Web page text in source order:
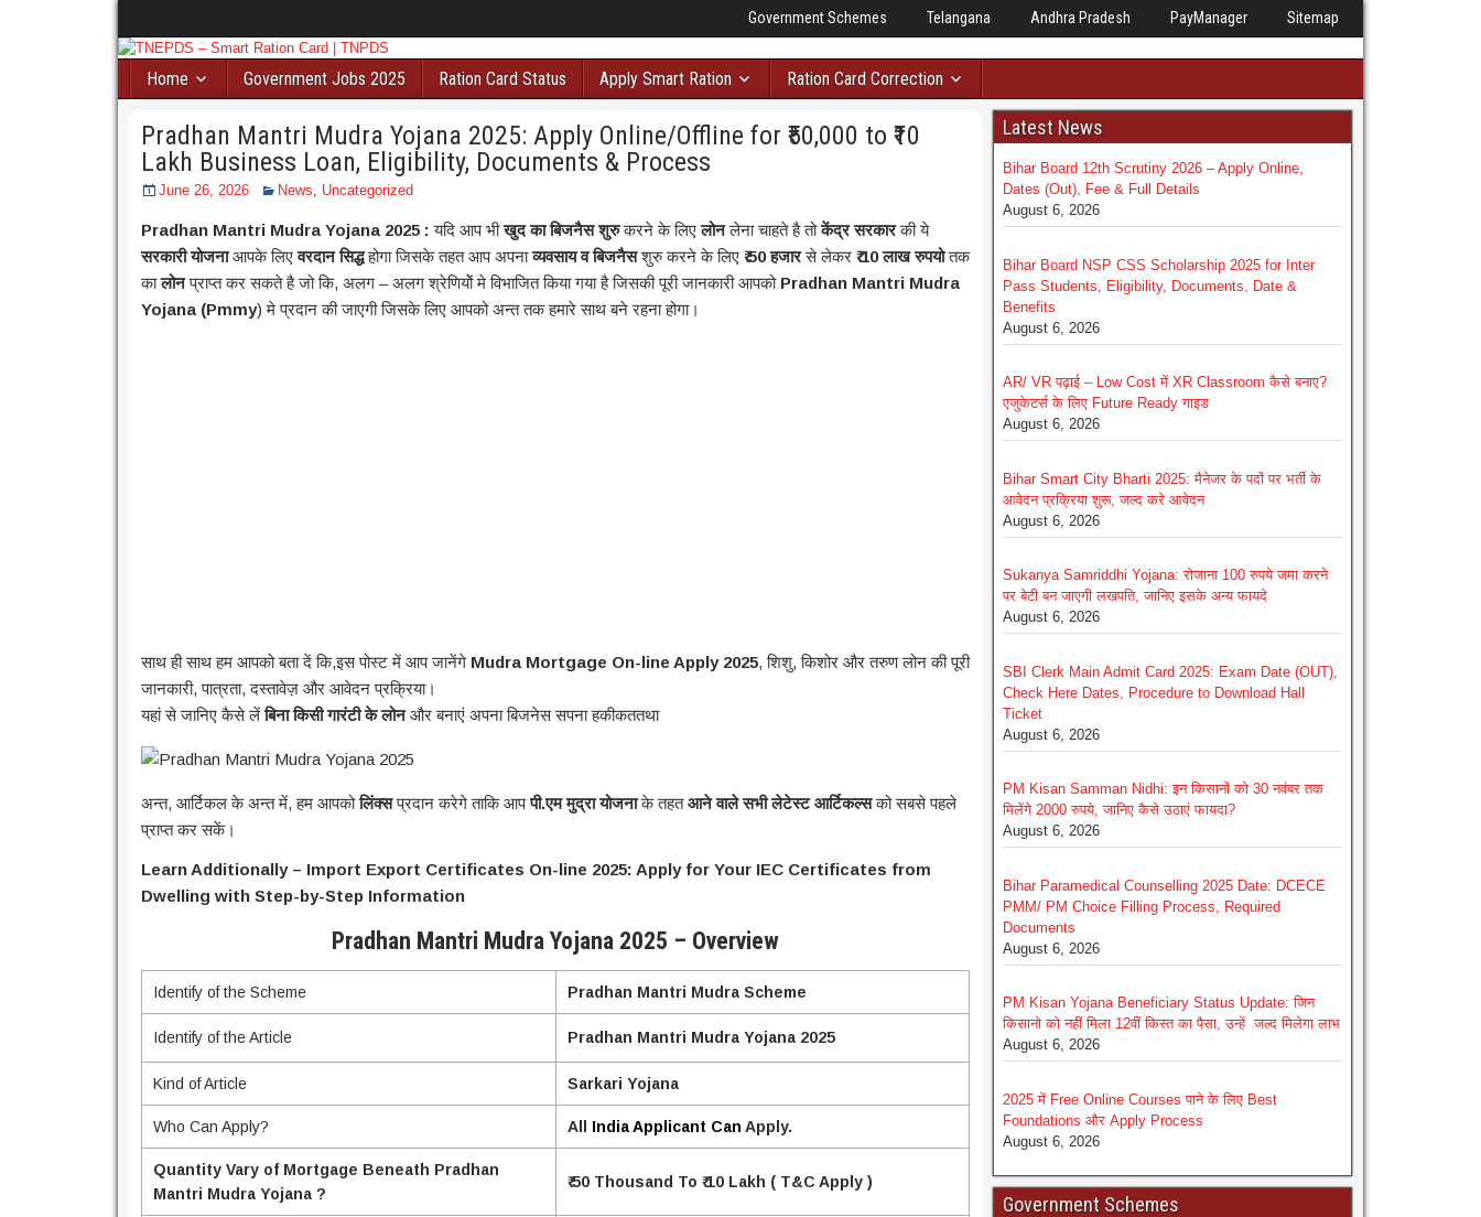
Government Schemes Telangana Andhra Pradesh PayManager Sitemap
Home Government Jobs 2025 Ration Card Status Apply Smart Ration Ration Card Correction
Pradhan Mantri Mudra Yojana 2025: Apply Online/Offline for ₹50,000 to ₹10
Lakh Business Loan, Eligibility, Documents & Process
June 26, 2026 News, Uncategorized
Pradhan Mantri Mudra Yojana 2025 : यदि आप भीखुद का बिजनैस शुरुकरने के लिएलोनलेना चाहते है तोकेंद्र सरकारकी ये
सरकारी योजनाआपके लिएवरदान सिद्धहोगा जिसके तहत आप अपनाव्यवसाय व बिजनैसशुरु करने के लिए ₹ 50 हजारसे लेकर ₹ 10 लाख रुपयोतक
कालोनप्राप्त कर सकते है जो कि, अलग – अलग श्रेणियोें मे विभाजित किया गया है जिसकी पूरी जानकारी आपको Pradhan Mantri Mudra
Yojana (Pmmy)मे प्रदान की जाएगी जिसके लिए आपको अन्त तक हमारे साथ बने रहना होगा।
साथ ही साथ हम आपको बता दें कि,इस पोस्ट में आप जानेंगे Mudra Mortgage On-line Apply 2025, शिशु, किशोर और तरुण लोन की पूरी
जानकारी, पात्रता, दस्तावेज़ और आवेदन प्रक्रिया।
यहां से जानिए कैसे लेंबिना किसी गारंटी के लोनऔर बनाएं अपना बिजनेस सपना हकीकततथा
अन्त, आर्टिकल के अन्त में, हम आपकोलिंक्सप्रदान करेगे ताकि आपपी.एम मुद्रा योजनाके तहतआने वाले सभी लेटेस्ट आर्टिकल्सको सबसे पहले
प्राप्त कर सकें।
Learn Additionally – Import Export Certificates On-line 2025: Apply for Your IEC Certificates from
Dwelling with Step-by-Step Information
Pradhan Mantri Mudra Yojana 2025 – Overview
Identify of the Scheme Pradhan Mantri Mudra Scheme
Identify of the Article Pradhan Mantri Mudra Yojana 2025
Kind of Article Sarkari Yojana
Who Can Apply? All India Applicant Can Apply.
Quantity Vary of Mortgage Beneath Pradhan
Mantri Mudra Yojana ?
₹ 50 Thousand To ₹ 10 Lakh ( T&C Apply )
Latest News
Bihar Board 12th Scrutiny 2026 – Apply Online,
Dates (Out), Fee & Full Details
August 6, 2026
Bihar Board NSP CSS Scholarship 2025 for Inter
Pass Students, Eligibility, Documents, Date &
Benefits
August 6, 2026
AR/ VR पढ़ाई – Low Cost में XR Classroom कैसे बनाए?
एजुकेटर्स के लिए Future Ready गाइड
August 6, 2026
Bihar Smart City Bharti 2025: मैनेजर के पदों पर भर्ती के
आवेदन प्रक्रिया शुरू, जल्द करे आवेदन
August 6, 2026
Sukanya Samriddhi Yojana: रोजाना 100 रुपये जमा करने
पर बेटी बन जाएगी लखपति, जानिए इसके अन्य फायदे
August 6, 2026
SBI Clerk Main Admit Card 2025: Exam Date (OUT),
Check Here Dates, Procedure to Download Hall
Ticket
August 6, 2026
PM Kisan Samman Nidhi: इन किसानों को 30 नवंबर तक
मिलेंगे 2000 रुपये, जानिए कैसे उठाएं फायदा?
August 6, 2026
Bihar Paramedical Counselling 2025 Date: DCECE
PMM/ PM Choice Filling Process, Required
Documents
August 6, 2026
PM Kisan Yojana Beneficiary Status Update: जिन
किसानो को नहीं मिला 12वीं किस्त का पैसा, उन्हें जल्द मिलेगा लाभ
August 6, 2026
2025 में Free Online Courses पाने के लिए Best
Foundations और Apply Process
August 6, 2026
Government Schemes